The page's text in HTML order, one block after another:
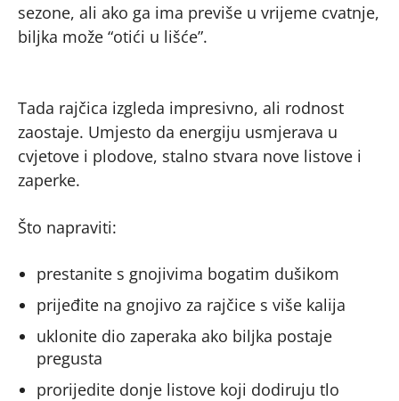
sezone, ali ako ga ima previše u vrijeme cvatnje,
biljka može “otići u lišće”.
Tada rajčica izgleda impresivno, ali rodnost
zaostaje. Umjesto da energiju usmjerava u
cvjetove i plodove, stalno stvara nove listove i
zaperke.
Što napraviti:
prestanite s gnojivima bogatim dušikom
prijeđite na gnojivo za rajčice s više kalija
uklonite dio zaperaka ako biljka postaje
pregusta
prorijedite donje listove koji dodiruju tlo